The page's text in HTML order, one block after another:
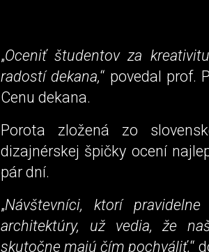
„Oceniť študentov za
radostí dekana,“ povedal prof.
Cenu dekana.
Porota zložená zo
dizajnérskej špičky ocení
pár dní.
„Návštevníci, ktorí
architektúry, už vedia, že
skutočne majú čím pochváliť,“